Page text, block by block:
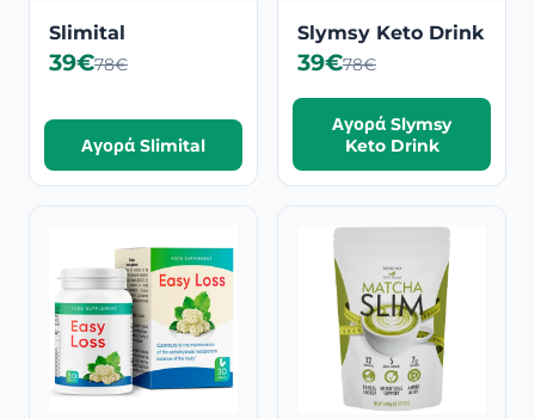
Slimital
39€78€
Αγορά Slimital
Slymsy Keto Drink
39€78€
Αγορά Slymsy
Keto Drink